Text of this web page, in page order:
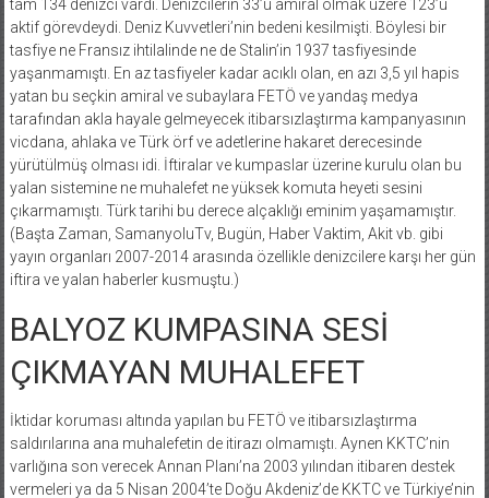
tam 134 denizci vardı. Denizcilerin 33’ü amiral olmak üzere 123’ü
aktif görevdeydi. Deniz Kuvvetleri’nin bedeni kesilmişti. Böylesi bir
tasfiye ne Fransız ihtilalinde ne de Stalin’in 1937 tasfiyesinde
yaşanmamıştı. En az tasfiyeler kadar acıklı olan, en azı 3,5 yıl hapis
yatan bu seçkin amiral ve subaylara FETÖ ve yandaş medya
tarafından akla hayale gelmeyecek itibarsızlaştırma kampanyasının
vicdana, ahlaka ve Türk örf ve adetlerine hakaret derecesinde
yürütülmüş olması idi. İftiralar ve kumpaslar üzerine kurulu olan bu
yalan sistemine ne muhalefet ne yüksek komuta heyeti sesini
çıkarmamıştı. Türk tarihi bu derece alçaklığı eminim yaşamamıştır.
(Başta Zaman, SamanyoluTv, Bugün, Haber Vaktim, Akit vb. gibi
yayın organları 2007-2014 arasında özellikle denizcilere karşı her gün
iftira ve yalan haberler kusmuştu.)
BALYOZ KUMPASINA SESİ
ÇIKMAYAN MUHALEFET
İktidar koruması altında yapılan bu FETÖ ve itibarsızlaştırma
saldırılarına ana muhalefetin de itirazı olmamıştı. Aynen KKTC’nin
varlığına son verecek Annan Planı’na 2003 yılından itibaren destek
vermeleri ya da 5 Nisan 2004’te Doğu Akdeniz’de KKTC ve Türkiye’nin